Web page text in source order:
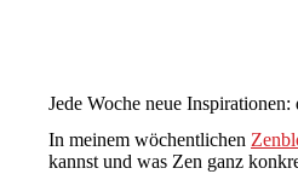
Jede Woche neue Inspirationen:
In meinem wöchentlichen
kannst und was Zen ganz